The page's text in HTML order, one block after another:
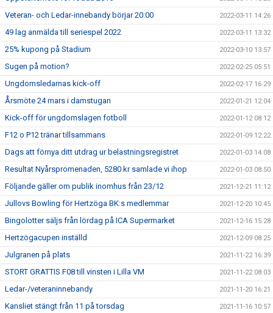
Veteran- och Ledar-innebandy börjar 20:00 2022-03-11 14:26
49 lag anmälda till seriespel 2022 2022-03-11 13:32
25% kupong på Stadium 2022-03-10 13:57
Sugen på motion? 2022-02-25 05:51
Ungdomsledarnas kick-off 2022-02-17 16:29
Årsmöte 24 mars i damstugan 2022-01-21 12:04
Kick-off för ungdomslagen fotboll 2022-01-12 08:12
F12 o P12 tränar tillsammans 2022-01-09 12:22
Dags att förnya ditt utdrag ur belastningsregistret 2022-01-03 14:08
Resultat Nyårspromenaden, 5280 kr samlade vi ihop 2022-01-03 08:50
Följande gäller om publik inomhus från 23/12 2021-12-21 11:12
Jullovs Bowling för Hertzöga BK:s medlemmar 2021-12-20 10:45
Bingolotter säljs från lördag på ICA Supermarket 2021-12-16 15:28
Hertzögacupen inställd 2021-12-09 08:25
Julgranen på plats 2021-11-22 16:39
STORT GRATTIS F08 till vinsten i Lilla VM 2021-11-22 08:03
Ledar-/veteraninnebandy 2021-11-20 16:21
Kansliet stängt från 11 på torsdag 2021-11-16 10:57